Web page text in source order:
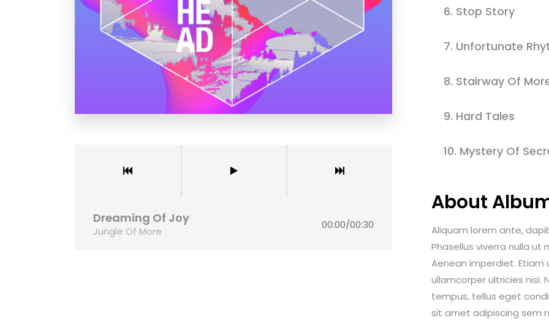
Dreaming Of Joy
Jungle Of More
00:00/00:30
6. Stop Story
7. Unfortunate
8. Stairway Of
9. Hard Tales
10. Mystery Of
About
Aliquam lorem ante,
Phasellus viverra nulla ut
Aenean imperdiet. Etiam
ullamcorper ultricies nisi.
tempus, tellus eget
sit amet adipiscing sem